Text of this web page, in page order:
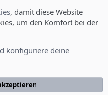
Datenschutzerklärung
, damit diese Website
um den Komfort bei der
konfiguriere deine